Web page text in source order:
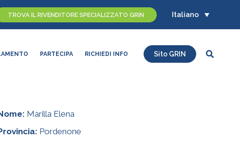
TROVA IL RIVENDITORE SPECIALIZZATO GRIN Italiano
PARTECIPA RICHIEDI INFO Sito GRIN Cerca
Marilla Elena
Pordenone